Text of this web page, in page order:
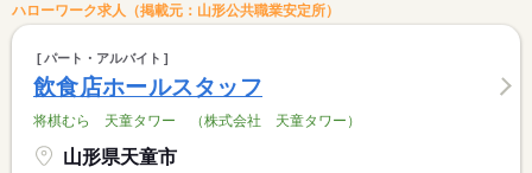
ハローワーク求人（掲載元：山形公共職業安定所）
パート・アルバイト
飲食店ホールスタッフ
将棋むら 天童タワー （株式会社 天童タワー）
山形県天童市